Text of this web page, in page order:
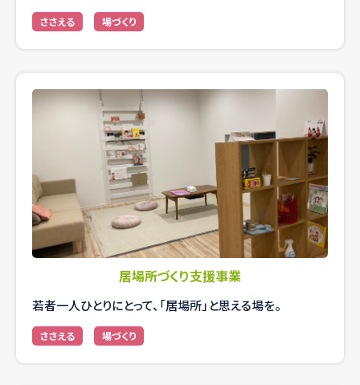
ささえる 場づくり
居場所づくり支援事業
若者一人ひとりにとって、「居場所」と思える場を。
ささえる 場づくり